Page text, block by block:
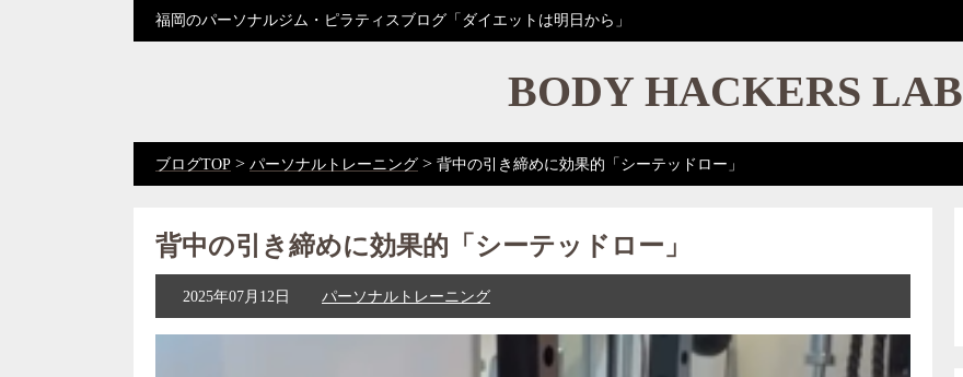
福岡のパーソナルジム・ピラティスブログ「ダイエットは明日から」
BODY HACKERS LAB
ブログTOP > パーソナルトレーニング > 背中の引き締めに効果的「シーテッドロー」
背中の引き締めに効果的「シーテッドロー」
2025年07月12日 パーソナルトレーニング